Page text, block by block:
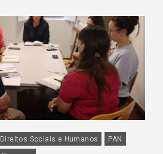
Direitos Sociais e Humanos
PAN